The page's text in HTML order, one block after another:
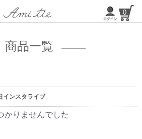
0
商品一覧
インスタライブ
かりませんでした